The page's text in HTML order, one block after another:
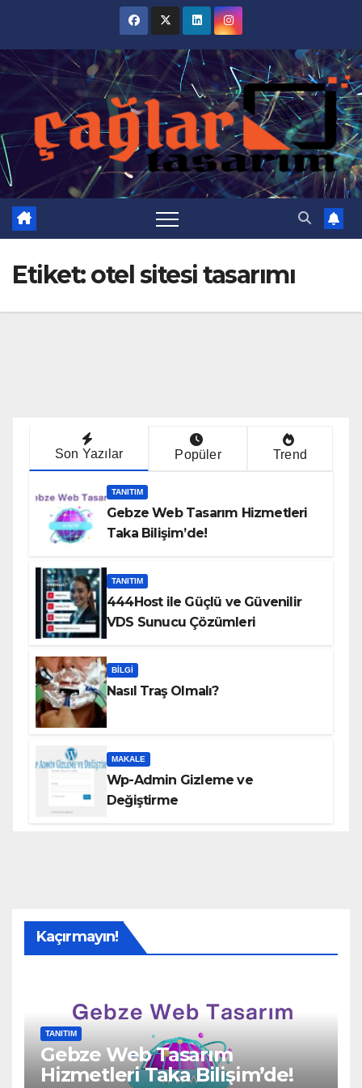
content
Etiket:otel sitesi tasarımı
Son Yazılar Popüler Trend
TANITIM
Gebze Web Tasarım Hizmetleri
Taka Bilişim’de!
TANITIM
444Host ile Güçlü ve Güvenilir
VDS Sunucu Çözümleri
BILGI
Nasıl Traş Olmalı?
MAKALE
Wp-Admin Gizleme ve
Değiştirme
Kaçırmayın!
TANITIM
Gebze Web Tasarım
Hizmetleri Taka Bilişim’de!